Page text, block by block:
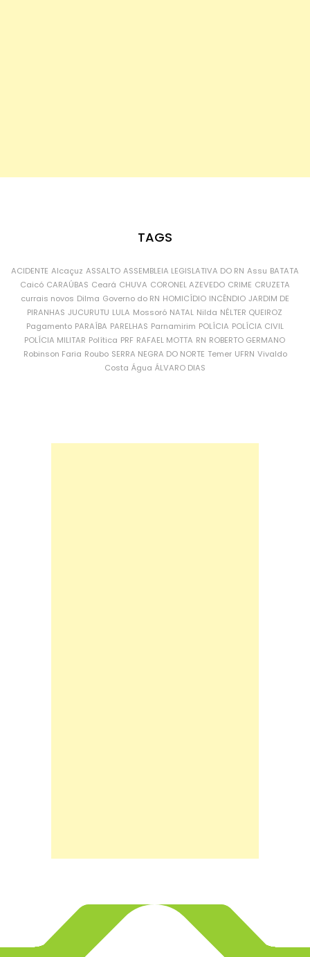
TAGS
ACIDENTE Alcaçuz ASSALTO ASSEMBLEIA LEGISLATIVA DO RN Assu BATATA
Caicó CARAÚBAS Ceará CHUVA CORONEL AZEVEDO CRIME CRUZETA
currais novos Dilma Governo do RN HOMICÍDIO INCÊNDIO JARDIM DE
PIRANHAS JUCURUTU LULA Mossoró NATAL Nilda NÉLTER QUEIROZ
Pagamento PARAÍBA PARELHAS Parnamirim POLÍCIA POLÍCIA CIVIL
POLÍCIA MILITAR Política PRF RAFAEL MOTTA RN ROBERTO GERMANO
Robinson Faria Roubo SERRA NEGRA DO NORTE Temer UFRN Vivaldo
Costa Água ÁLVARO DIAS